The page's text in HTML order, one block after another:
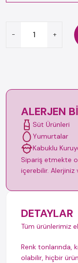
- +
ALERJEN
Süt Ürünleri
Yumurtalar
Kabuklu
Sipariş etmekte
içerebilir. Alerjiniz
DETAYLAR
Tüm ürünlerimiz el
Renk tonlarında,
olabilir, hiçbir